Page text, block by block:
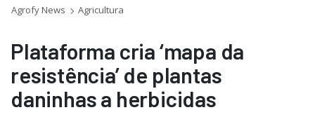
Agrofy News Agricultura
Plataforma cria ‘mapa da
resistência’ de plantas
daninhas a herbicidas